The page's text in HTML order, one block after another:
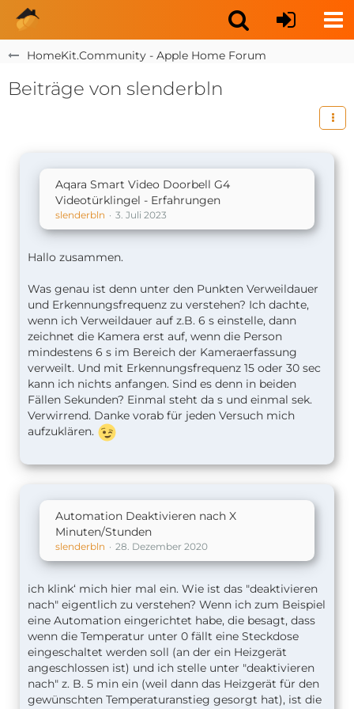
HomeKit.Community - Apple Home Forum
Beiträge von slenderbln
Aqara Smart Video Doorbell G4
Videotürklingel - Erfahrungen
slenderbln 3. Juli 2023
Hallo zusammen.
Was genau ist denn unter den Punkten Verweildauer
und Erkennungsfrequenz zu verstehen? Ich dachte,
wenn ich Verweildauer auf z.B. 6 s einstelle, dann
zeichnet die Kamera erst auf, wenn die Person
mindestens 6 s im Bereich der Kameraerfassung
verweilt. Und mit Erkennungsfrequenz 15 oder 30 sec
kann ich nichts anfangen. Sind es denn in beiden
Fällen Sekunden? Einmal steht da s und einmal sek.
Verwirrend. Danke vorab für jeden Versuch mich
aufzuklären.
Automation Deaktivieren nach X
Minuten/Stunden
slenderbln 28. Dezember 2020
ich klink‘ mich hier mal ein. Wie ist das "deaktivieren
nach" eigentlich zu verstehen? Wenn ich zum Beispiel
eine Automation eingerichtet habe, die besagt, dass
wenn die Temperatur unter 0 fällt eine Steckdose
eingeschaltet werden soll (an der ein Heizgerät
angeschlossen ist) und ich stelle unter "deaktivieren
nach" z. B. 5 min ein (weil dann das Heizgerät für den
gewünschten Temperaturanstieg gesorgt hat), ist die